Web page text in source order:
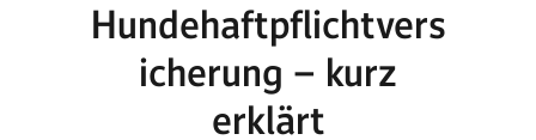
Hundehaftpflichtvers
icherung – kurz
erklärt